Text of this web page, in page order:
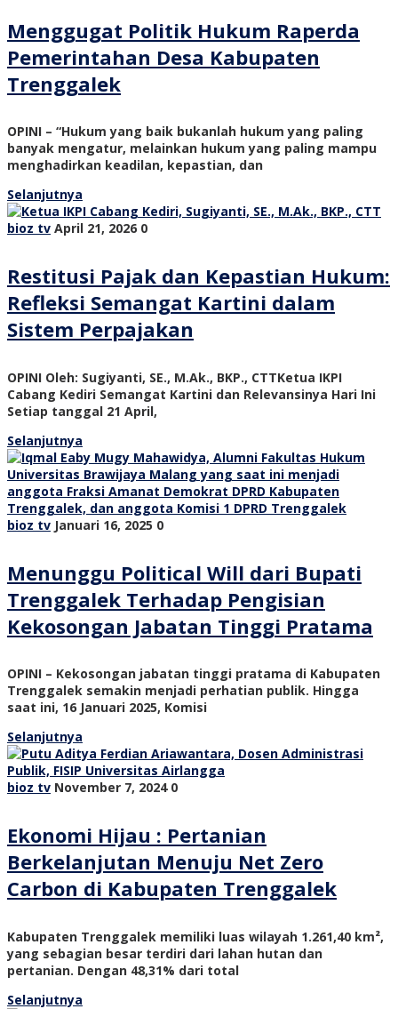
Menggugat Politik Hukum Raperda
Pemerintahan Desa Kabupaten
Trenggalek
OPINI – “Hukum yang baik bukanlah hukum yang paling
banyak mengatur, melainkan hukum yang paling mampu
menghadirkan keadilan, kepastian, dan
Selanjutnya
bioz tv April 21, 2026 0
Restitusi Pajak dan Kepastian Hukum:
Refleksi Semangat Kartini dalam
Sistem Perpajakan
OPINI Oleh: Sugiyanti, SE., M.Ak., BKP., CTTKetua IKPI
Cabang Kediri Semangat Kartini dan Relevansinya Hari Ini
Setiap tanggal 21 April,
Selanjutnya
bioz tv Januari 16, 2025 0
Menunggu Political Will dari Bupati
Trenggalek Terhadap Pengisian
Kekosongan Jabatan Tinggi Pratama
OPINI – Kekosongan jabatan tinggi pratama di Kabupaten
Trenggalek semakin menjadi perhatian publik. Hingga
saat ini, 16 Januari 2025, Komisi
Selanjutnya
bioz tv November 7, 2024 0
Ekonomi Hijau : Pertanian
Berkelanjutan Menuju Net Zero
Carbon di Kabupaten Trenggalek
Kabupaten Trenggalek memiliki luas wilayah 1.261,40 km²,
yang sebagian besar terdiri dari lahan hutan dan
pertanian. Dengan 48,31% dari total
Selanjutnya